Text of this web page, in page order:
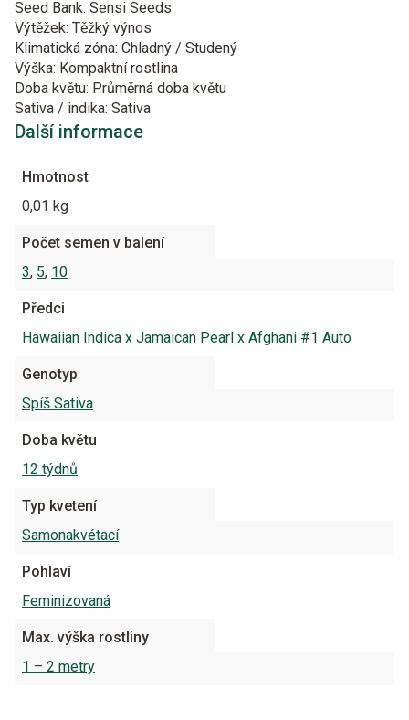
Seed Bank: Sensi Seeds
Výtěžek: Těžký výnos
Klimatická zóna: Chladný / Studený
Výška: Kompaktní rostlina
Doba květu: Průměrná doba květu
Sativa / indika: Sativa
Další informace
Hmotnost
0,01 kg
Počet semen v balení
3, 5, 10
Předci
Hawaiian Indica x Jamaican Pearl x Afghani #1 Auto
Genotyp
Spíš Sativa
Doba květu
12 týdnů
Typ kvetení
Samonakvétací
Pohlaví
Feminizovaná
Max. výška rostliny
1 – 2 metry